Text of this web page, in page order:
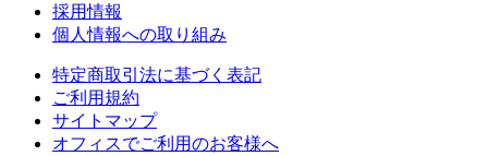
採用情報
個人情報への取り組み
特定商取引法に基づく表記
ご利用規約
サイトマップ
オフィスでご利用のお客様へ